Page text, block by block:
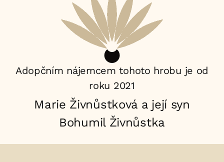
nájemce:
Adopčním nájemcem tohoto hrobu je od
roku 2021
Marie Živnůstková a její syn
Bohumil Živnůstka